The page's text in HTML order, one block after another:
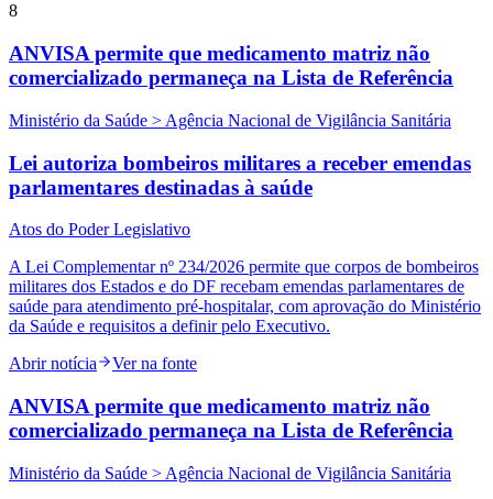
8
ANVISA permite que medicamento matriz não
comercializado permaneça na Lista de Referência
Ministério da Saúde > Agência Nacional de Vigilância Sanitária
Lei autoriza bombeiros militares a receber emendas
parlamentares destinadas à saúde
Atos do Poder Legislativo
A Lei Complementar nº 234/2026 permite que corpos de bombeiros
militares dos Estados e do DF recebam emendas parlamentares de
saúde para atendimento pré-hospitalar, com aprovação do Ministério
da Saúde e requisitos a definir pelo Executivo.
Abrir notícia
Ver na fonte
ANVISA permite que medicamento matriz não
comercializado permaneça na Lista de Referência
Ministério da Saúde > Agência Nacional de Vigilância Sanitária